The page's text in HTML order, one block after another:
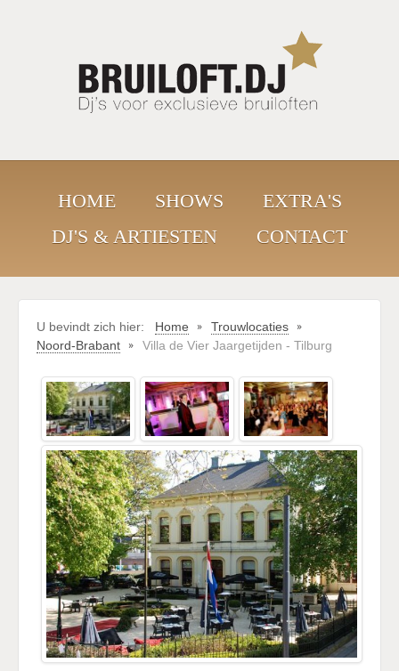
HOME SHOWS
EXTRA'S
DJ'S & ARTIESTEN
CONTACT
U bevindt zich hier: Home
Trouwlocaties
Noord-Brabant
Villa de Vier Jaargetijden - Tilburg